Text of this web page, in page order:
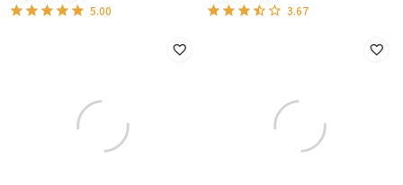
シュノーケル 100% ドライ 曇り
視界 海水浴 旅行 大人 子ども 子
5.00
男女兼用
3.67